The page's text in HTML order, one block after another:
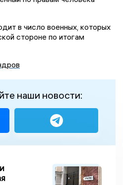
в число военных, которых
стороне по итогам
наши новости: